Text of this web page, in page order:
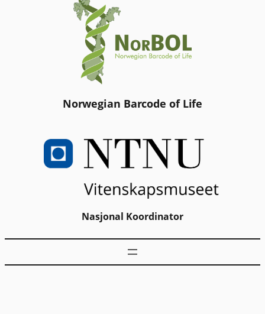
Norwegian Barcode of Life
Nasjonal Koordinator